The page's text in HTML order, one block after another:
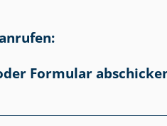
Formular